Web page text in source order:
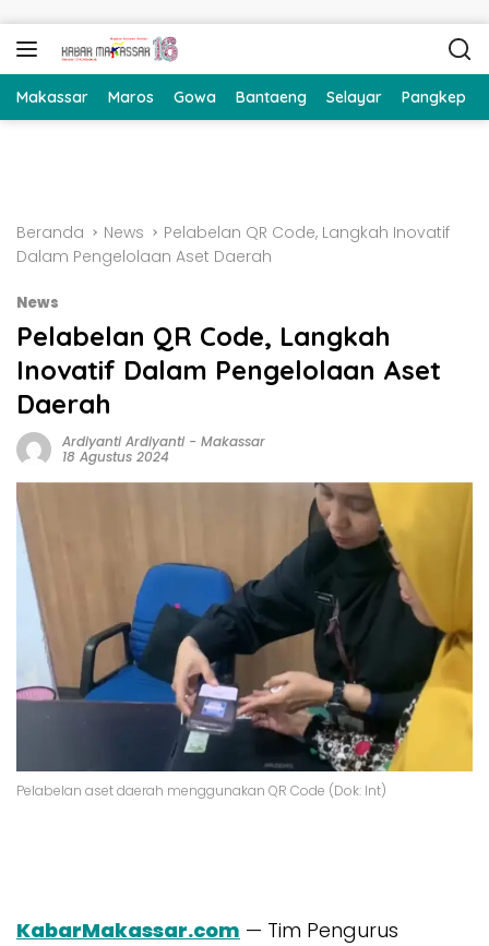
Makassar Maros Gowa Bantaeng Selayar Pangkep
Beranda News
Pelabelan QR Code, Langkah Inovatif
Dalam Pengelolaan Aset Daerah
News
Pelabelan QR Code, Langkah
Inovatif Dalam Pengelolaan Aset
Daerah
Ardiyanti Ardiyanti- Makassar
18 Agustus 2024
Pelabelan aset daerah menggunakan QR Code (Dok: Int)
KabarMakassar.com — Tim Pengurus